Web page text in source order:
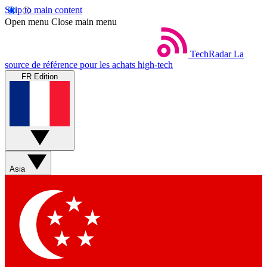
Skip to main content
Open menu Close main menu
TechRadar La
source de référence pour les achats high-tech
FR Edition
Asia